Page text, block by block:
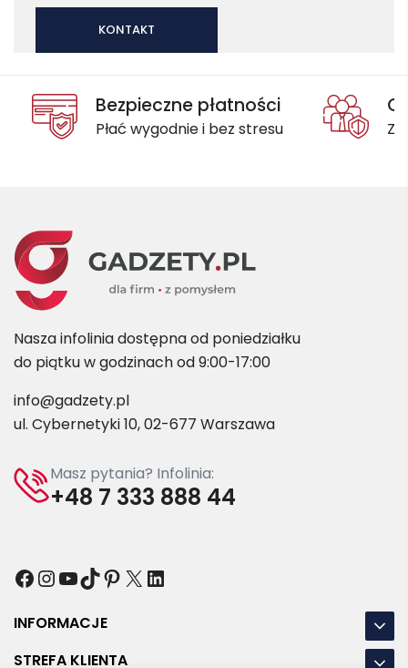
KONTAKT
Bezpieczne płatności
Płać wygodnie i bez stresu
Nasza infolinia dostępna od poniedziałku
do piątku w godzinach od 9:00-17:00
info@gadzety.pl
ul. Cybernetyki 10, 02-677 Warszawa
Masz pytania? Infolinia:
+48 7 333 888 44
Facebook
Instagram
YouTube
TikTok
Pinterest
X LinkedIn
INFORMACJE
STREFA KLIENTA